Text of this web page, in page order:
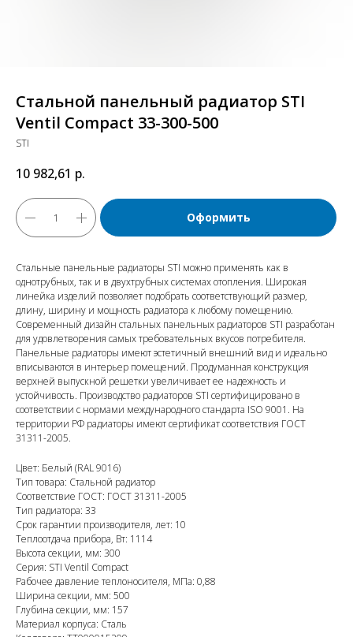
Стальной панельный радиатор STI
Ventil Compact 33-300-500
STI
10 982,61 р.
Оформить
Стальные панельные радиаторы STI можно применять как в
однотрубных, так и в двухтрубных системах отопления. Широкая
линейка изделий позволяет подобрать соответствующий размер,
длину, ширину и мощность радиатора к любому помещению.
Современный дизайн стальных панельных радиаторов STI разработан
для удовлетворения самых требовательных вкусов потребителя.
Панельные радиаторы имеют эстетичный внешний вид и идеально
вписываются в интерьер помещений. Продуманная конструкция
верхней выпускной решетки увеличивает ее надежность и
устойчивость. Производство радиаторов STI сертифицировано в
соответствии с нормами международного стандарта ISO 9001. На
территории РФ радиаторы имеют сертификат соответствия ГОСТ
31311-2005.
Цвет: Белый (RAL 9016)
Тип товара: Стальной радиатор
Соответствие ГОСТ: ГОСТ 31311-2005
Тип радиатора: 33
Срок гарантии производителя, лет: 10
Теплоотдача прибора, Вт: 1114
Высота секции, мм: 300
Серия: STI Ventil Compact
Рабочее давление теплоносителя, МПа: 0,88
Ширина секции, мм: 500
Глубина секции, мм: 157
Материал корпуса: Сталь